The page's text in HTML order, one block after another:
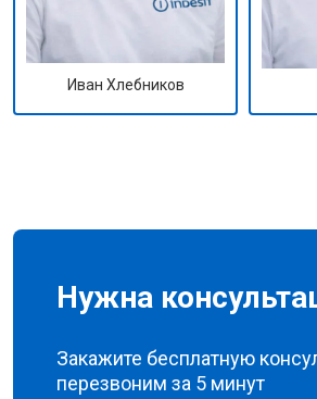
Иван Хлебников
Нужна
Закажите бесплатную
перезвоним за 5 минут